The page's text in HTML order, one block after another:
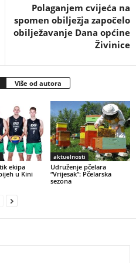
Polaganjem cvijeća na
spomen obilježja započelo
obilježavanje Dana općine
Živinice
Više od autora
ekipa
u Kini
aktuelnosti
Udruženje pčelara
“Vrijesak”: Pčelarska
sezona